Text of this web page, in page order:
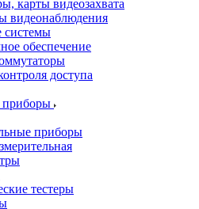
карты видеозахвата
видеонаблюдения
системы
обеспечение
доступа
приборы
приборы
тестеры